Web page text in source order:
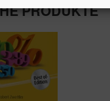
PRODUKTE